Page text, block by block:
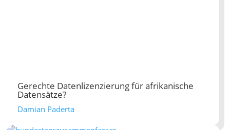
Gerechte Datenlizenzierung für afrikanische
Datensätze?
Damian Paderta